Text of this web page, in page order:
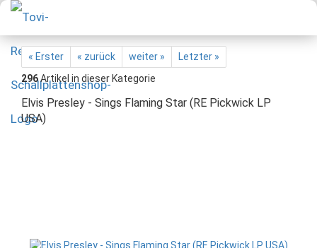
« Erster « zurück weiter »
Letzter »
296Artikel in dieser Kategorie
Elvis Presley - Sings Flaming Star (RE Pickwick LP
USA)